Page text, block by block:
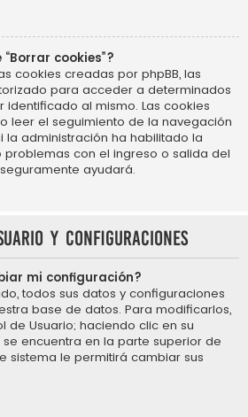
cookies”?
cookies creadas por phpBB, las
para acceder a determinados
identificado al mismo. Las cookies
leer el seguimiento de la navegación
la administración ha habilitado la
problemas con el ingreso o salida del
ayudará.
y configuraciones
mi configuración?
todos sus datos y configuraciones
base de datos. Para modificarlos,
de Usuario; haciendo clic en su
encuentra en la parte superior de
sistema le permitirá cambiar sus